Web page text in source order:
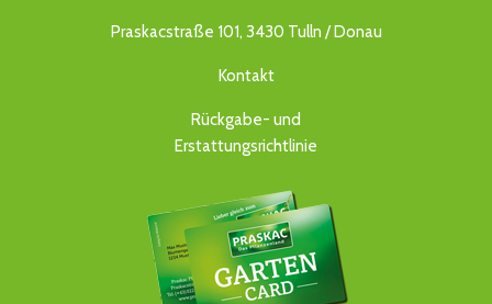
Praskacstraße 101, 3430 Tulln / Donau
Kontakt
Rückgabe- und
Erstattungsrichtlinie